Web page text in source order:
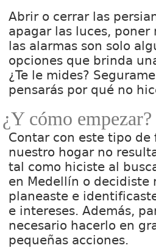
Abrir o cerrar las
apagar las luces,
las alarmas son solo
opciones que brinda
¿Te le mides?
pensarás por qué no
¿Y cómo empezar?
Contar con este tipo de
nuestro hogar no
tal como hiciste al
en Medellín o decidiste
planeaste e
e intereses. Además,
necesario hacerlo en
pequeñas acciones.